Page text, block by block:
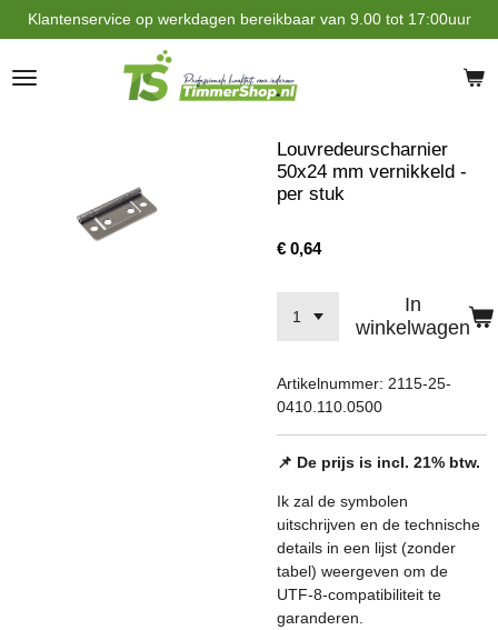
Ga
direct
naar
de
Klantenservice op werkdagen bereikbaar van 9.00 tot 17:00uur
Louvredeurscharnier
50x24 mm vernikkeld -
per stuk
€ 0,64
In
winkelwagen
Artikelnummer: 2115-25-
0410.110.0500
📌 De prijs is incl. 21% btw.
Ik zal de symbolen
uitschrijven en de technische
details in een lijst (zonder
tabel) weergeven om de
UTF-8-compatibiliteit te
garanderen.